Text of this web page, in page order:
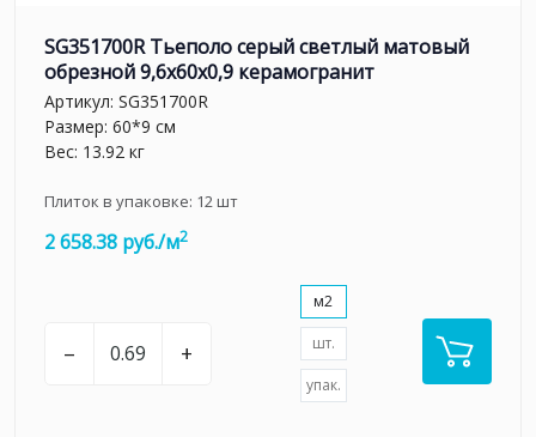
SG351700R Тьеполо серый светлый матовый
обрезной 9,6x60x0,9 керамогранит
Артикул: SG351700R
Размер: 60*9 см
Вес: 13.92 кг
Плиток в упаковке: 12шт
2 658.38 руб./м2
– +
м2
шт.
упак.